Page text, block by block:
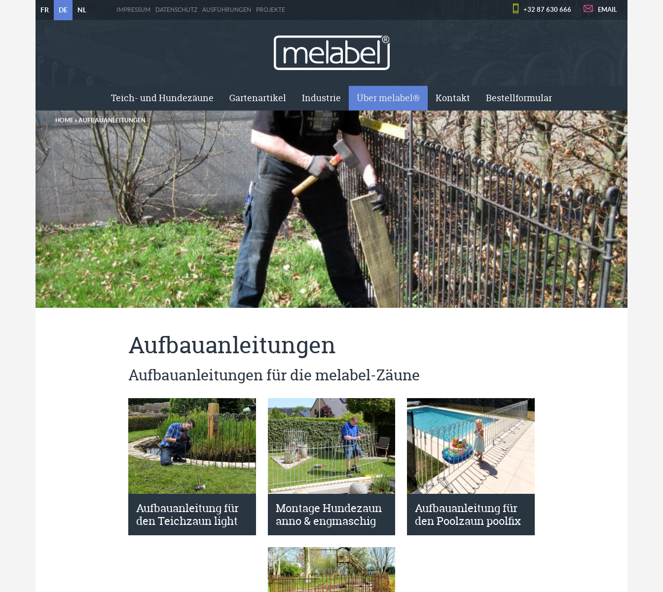
FR DE NL IMPRESSUM DATENSCHUTZ AUSFÜHRUNGEN PROJEKTE +32 87 630 666 EMAIL
Teich- und Hundezäune Gartenartikel Industrie Über melabel® Kontakt Bestellformular
HOME »AUFBAUANLEITUNGEN
Aufbauanleitungen
Aufbauanleitungen für die melabel-Zäune
Aufbauanleitung für
den Teichzaun light
Montage Hundezaun
anno & engmaschig
Aufbauanleitung für
den Poolzaun poolfix